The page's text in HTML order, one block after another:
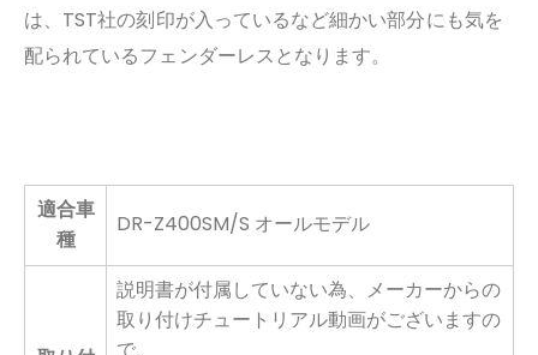
は、TST社の刻印が入っているなど細かい部分にも気を
配られているフェンダーレスとなります。
適合車
種
DR-Z400SM/S オールモデル
説明書が付属していない為、メーカーからの
取り付けチュートリアル動画がございますの